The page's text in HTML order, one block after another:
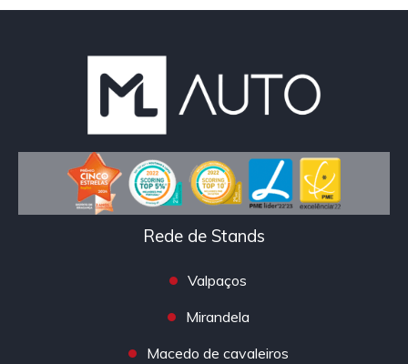
Rede de Stands
Valpaços
Mirandela
Macedo de cavaleiros